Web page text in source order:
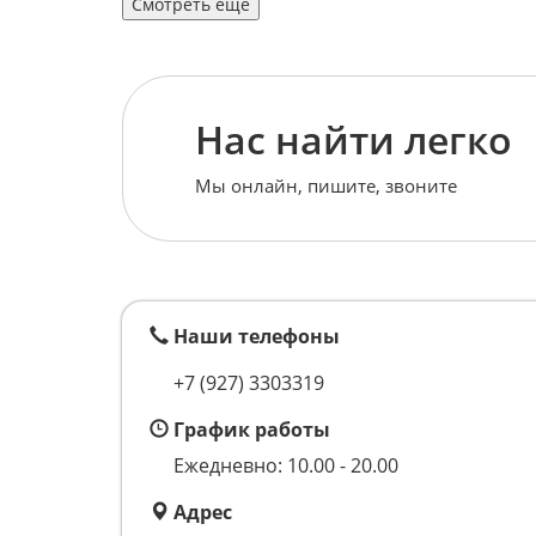
Нас найти легко
Мы онлайн, пишите, звоните
Наши телефоны
+7 (927) 3303319
График работы
Ежедневно: 10.00 - 20.00
Адрес